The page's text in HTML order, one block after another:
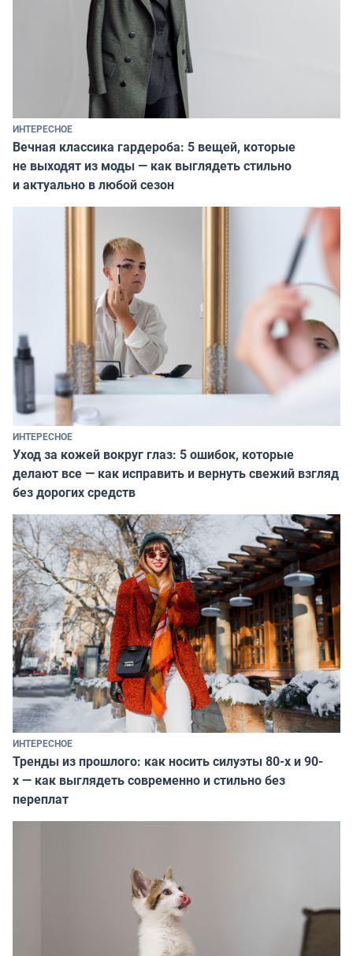
ИНТЕРЕСНОЕ
Вечная классика гардероба: 5 вещей, которые
не выходят из моды — как выглядеть стильно
и актуально в любой сезон
ИНТЕРЕСНОЕ
Уход за кожей вокруг глаз: 5 ошибок, которые
делают все — как исправить и вернуть свежий взгляд
без дорогих средств
ИНТЕРЕСНОЕ
Тренды из прошлого: как носить силуэты 80-х и 90-
х — как выглядеть современно и стильно без
переплат